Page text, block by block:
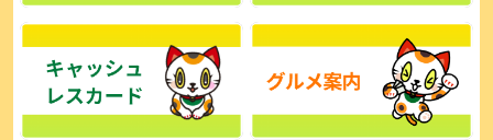
【とこなめボート】西丸敦基が未勝利では終われない「最終日頑張
る」
2026年08月03日
【とこなめボート ルーキーシリーズ】広瀬凜 6位で予選突破「勝負